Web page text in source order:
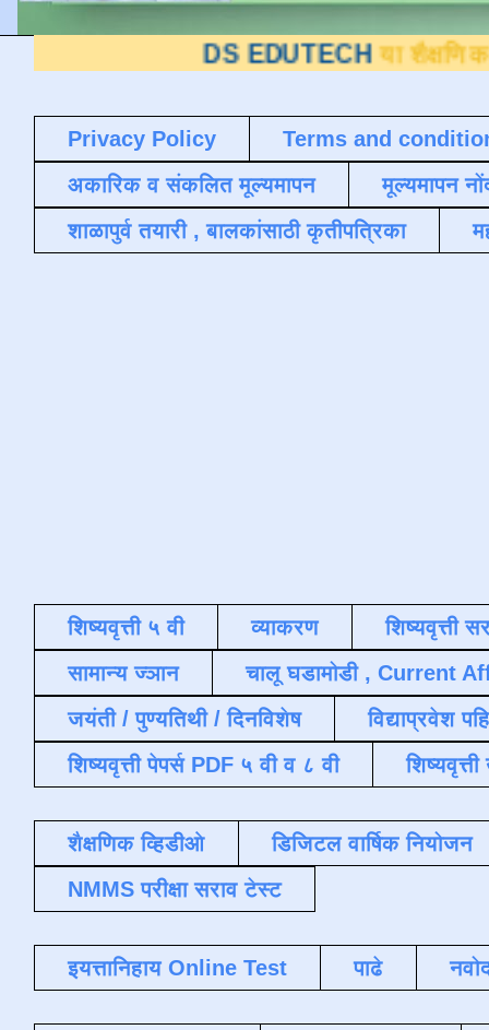
DS EDUTECH या शैक्षणिक ब्लॉगवर आपले
Privacy Policy
Terms and
अकारिक व संकलित मूल्यमापन
मूल्यमापन
शाळापुर्व तयारी , बालकांसाठी कृतीपत्रिका
शिष्यवृत्ती ५ वी व्याकरण
शिष्यवृत्ती
सामान्य ज्ञान
चालू घडामोडी , Current
जयंती / पुण्यतिथी / दिनविशेष
विद्याप्रवेश
शिष्यवृत्ती पेपर्स PDF ५ वी व ८ वी
शैक्षणिक व्हिडीओ
डिजिटल वार्षिक नियोजन
NMMS परीक्षा सराव टेस्ट
इयत्तानिहाय Online Test पाढे